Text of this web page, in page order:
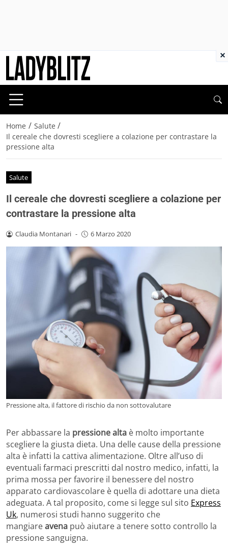
Home / Salute /
Il cereale che dovresti scegliere a colazione per contrastare la
pressione alta
Salute
Il cereale che dovresti scegliere a colazione per
contrastare la pressione alta
Claudia Montanari - 6 Marzo 2020
Pressione alta, il fattore di rischio da non sottovalutare
Per abbassare la pressione alta è molto importante
scegliere la giusta dieta. Una delle cause della pressione
alta è infatti la cattiva alimentazione. Oltre all’uso di
eventuali farmaci prescritti dal nostro medico, infatti, la
prima mossa per favorire il benessere del nostro
apparato cardiovascolare è quella di adottare una dieta
adeguata. A tal proposito, come si legge sul sito Express
Uk, numerosi studi hanno suggerito che
mangiareavena può aiutare a tenere sotto controllo la
pressione sanguigna.
×